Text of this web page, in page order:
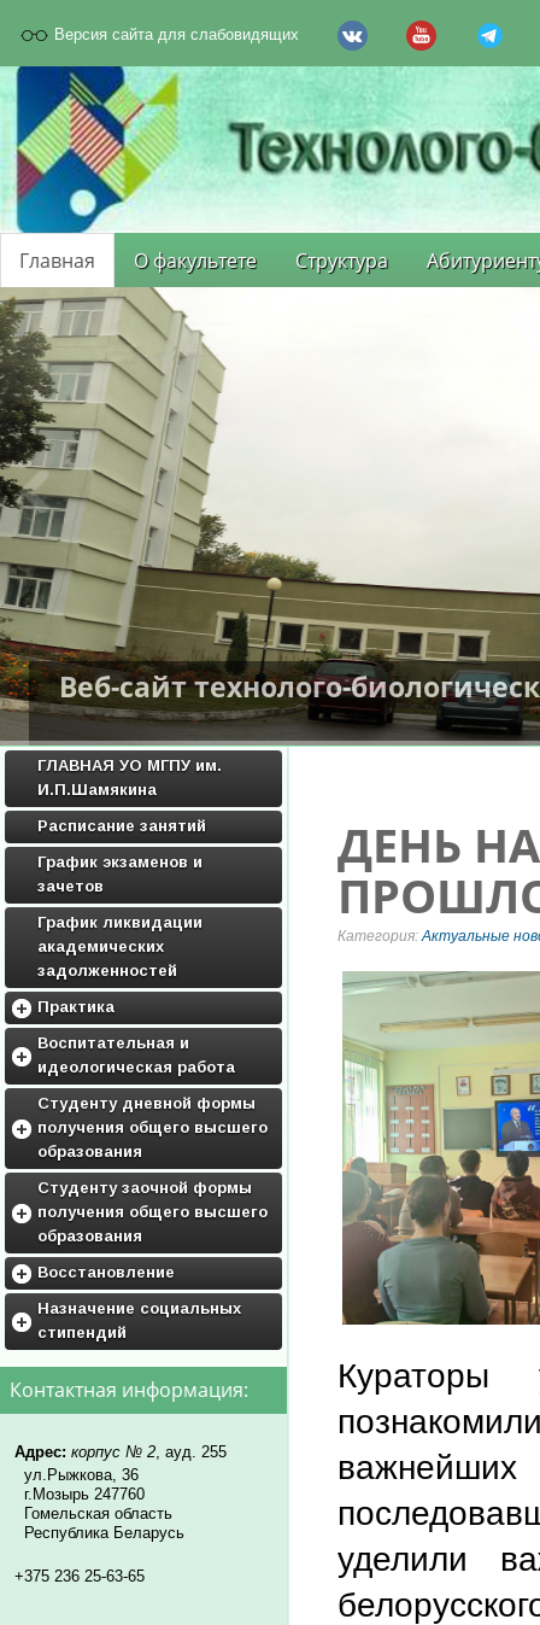
Версия сайта для слабовидящих
Главная О факультете Структура
Веб-сайт технолого-
ДЕНЬ
Категория: Актуальные
Кураторы
уделили
ГЛАВНАЯ УО МГПУ им.
И.П.Шамякина
Расписание занятий
График экзаменов и
зачетов
График ликвидации
академических
задолженностей
Практика
Методические материалы по
ГРАФИК ПРАКТИК
Воспитательная и
идеологическая работа
Воспитательная работа
Фото и видео галерея
Кураторам
Студенту дневной формы
получения общего высшего
образования
Приложения к учебным
планам
Дисциплины по выбору
студентов и факультативы
Студенту заочной формы
получения общего высшего
образования
Приложения к учебным
планам
Дисциплины по выбору
студентам
Восстановление
Обьявления
Нормативные документы для
восстановления
Назначение социальных
стипендий
нормативная база
образец заявления(скачать)
документов
Контактная информация:
Адрес: корпус № 2, ауд. 255
ул.Рыжкова, 36
г.Мозырь 247760
Гомельская область
Республика Беларусь
+375 236 25-63-65